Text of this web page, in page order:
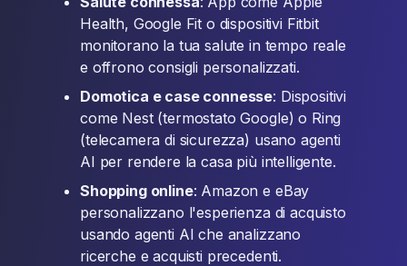
Health, Google Fit o dispositivi Fitbit
monitorano la tua salute in tempo reale
e offrono consigli personalizzati.
Domotica e case connesse: Dispositivi
come Nest (termostato Google) o Ring
(telecamera di sicurezza) usano agenti
AI per rendere la casa più intelligente.
Shopping online: Amazon e eBay
personalizzano l'esperienza di acquisto
usando agenti AI che analizzano
ricerche e acquisti precedenti.